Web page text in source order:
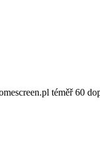
téměř 60